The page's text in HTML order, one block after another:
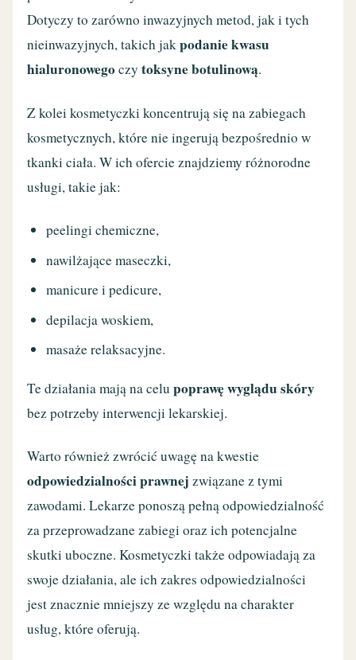
Dotyczy to zarówno inwazyjnych metod, jak i tych
nieinwazyjnych, takich jakpodanie kwasu
hialuronowegoczytoksyne botulinową.
Z kolei kosmetyczki koncentrują się na zabiegach
kosmetycznych, które nie ingerują bezpośrednio w
tkanki ciała. W ich ofercie znajdziemy różnorodne
usługi, takie jak:
peelingi chemiczne,
nawilżające maseczki,
manicure i pedicure,
depilacja woskiem,
masaże relaksacyjne.
Te działania mają na celupoprawę wyglądu skóry
bez potrzeby interwencji lekarskiej.
Warto również zwrócić uwagę na kwestie
odpowiedzialności prawnej związane z tymi
zawodami. Lekarze ponoszą pełną odpowiedzialność
za przeprowadzane zabiegi oraz ich potencjalne
skutki uboczne. Kosmetyczki także odpowiadają za
swoje działania, ale ich zakres odpowiedzialności
jest znacznie mniejszy ze względu na charakter
usług, które oferują.